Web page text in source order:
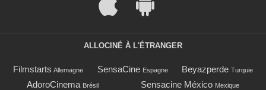
ALLOCINÉ À L'ÉTRANGER
Filmstarts Allemagne SensaCine Espagne Beyazperde Turquie
AdoroCinema Brésil Sensacine México Mexique